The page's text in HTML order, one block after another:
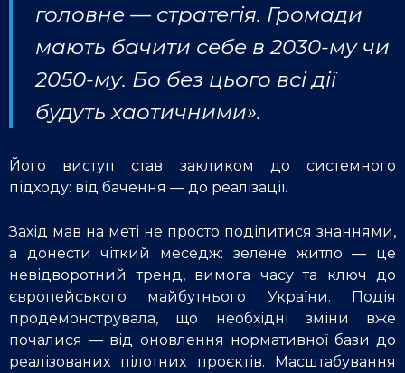
головне — стратегія. Громади
мають бачити себе в 2030-му чи
2050-му. Бо без цього всі дії
будуть хаотичними».
Його виступ став закликом до системного
підходу: від бачення — до реалізації.
Захід мав на меті не просто поділитися знаннями,
а донести чіткий меседж: зелене житло — це
невідворотний тренд, вимога часу та ключ до
європейського майбутнього України. Подія
продемонструвала, що необхідні зміни вже
почалися — від оновлення нормативної бази до
реалізованих пілотних проєктів. Масштабування